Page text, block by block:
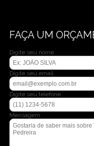
FAÇA UM
Digite seu nome
Digite seu email
Digite seu telefone
Mensagem